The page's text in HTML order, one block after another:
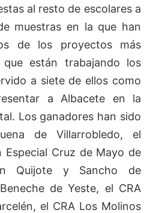
al resto de escolares a
muestras en la que han
de los proyectos más
están trabajando los
a siete de ellos como
a Albacete en la
Los ganadores han sido
de Villarrobledo, el
Especial Cruz de Mayo de
Quijote y Sancho de
de Yeste, el CRA
el CRA Los Molinos